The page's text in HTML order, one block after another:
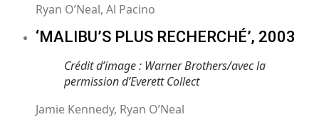
Ryan O’Neal, Al Pacino
‘MALIBU’S PLUS RECHERCHÉ’, 2003
Crédit d’image : Warner Brothers/avec la
permission d’Everett Collect
Jamie Kennedy, Ryan O’Neal